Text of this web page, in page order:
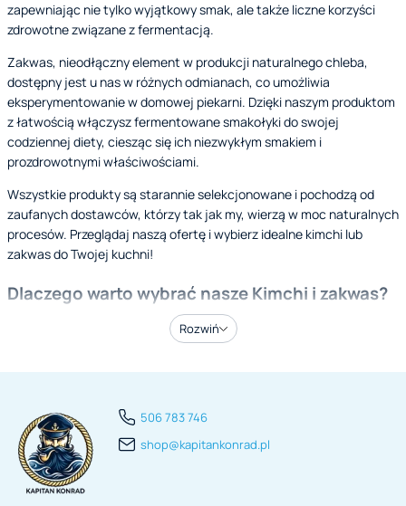
zapewniając nie tylko wyjątkowy smak, ale także liczne korzyści
zdrowotne związane z fermentacją.
Zakwas, nieodłączny element w produkcji naturalnego chleba,
dostępny jest u nas w różnych odmianach, co umożliwia
eksperymentowanie w domowej piekarni. Dzięki naszym produktom
z łatwością włączysz fermentowane smakołyki do swojej
codziennej diety, ciesząc się ich niezwykłym smakiem i
prozdrowotnymi właściwościami.
Wszystkie produkty są starannie selekcjonowane i pochodzą od
zaufanych dostawców, którzy tak jak my, wierzą w moc naturalnych
procesów. Przeglądaj naszą ofertę i wybierz idealne kimchi lub
zakwas do Twojej kuchni!
Dlaczego warto wybrać nasze Kimchi i zakwas?
Autentyczne receptury: Nasze kimchi jest robione według
trawiennego.
Wysoka jakość : Tylko najlepsze składniki i sprawdzeni
dostawcy.
Wsparcie lokalnych producentów
Rozwiń
506 783 746
shop@kapitankonrad.pl